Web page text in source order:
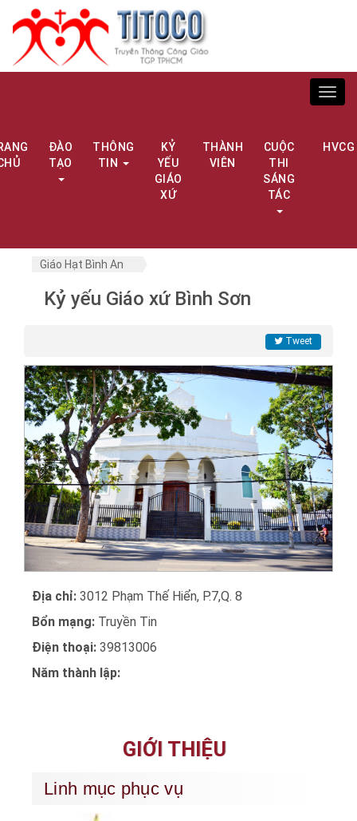
ĐÀO
TẠO
THÔNG
TIN
KỶ
YẾU
GIÁO
XỨ
THÀNH
VIÊN
CUỘC
THI
SÁNG
TÁC
HVCG
Giáo Hạt Bình An
Kỷ yếu Giáo xứ Bình Sơn
Tweet
Địa chỉ: 3012 Phạm Thế Hiển, P.7,Q. 8
Bổn mạng: Truyền Tin
Điện thoại: 39813006
Năm thành lập:
GIỚI THIỆU
Linh mục phục vụ